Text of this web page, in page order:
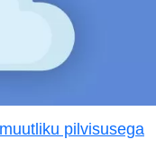
pilvisusega